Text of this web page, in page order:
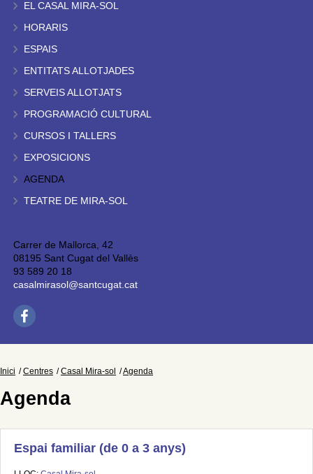
EL CASAL MIRA-SOL
HORARIS
ESPAIS
ENTITATS ALLOTJADES
SERVEIS ALLOTJATS
PROGRAMACIÓ CULTURAL
CURSOS I TALLERS
EXPOSICIONS
AGENDA
TEATRE DE MIRA-SOL
Carrer de Mallorca, 42
08195 Sant Cugat del Vallès
93 589 20 18
casalmirasol@santcugat.cat
Inici Centres Casal Mira-sol Agenda
Agenda
Espai familiar (de 0 a 3 anys)